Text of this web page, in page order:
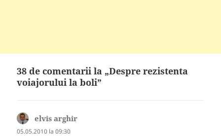
38 de comentarii la „Despre rezistenta
voiajorului la boli”
elvis arghir
05.05.2010 la 09:30